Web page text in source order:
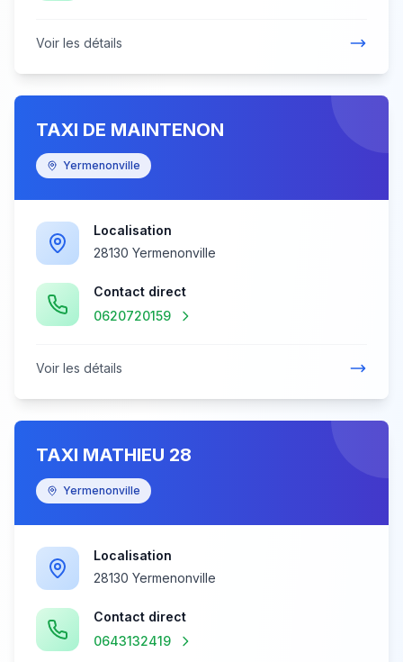
Voir les détails
TAXI DE MAINTENON
Yermenonville
Localisation
28130 Yermenonville
Contact direct
0620720159
Voir les détails
TAXI MATHIEU 28
Yermenonville
Localisation
28130 Yermenonville
Contact direct
0643132419